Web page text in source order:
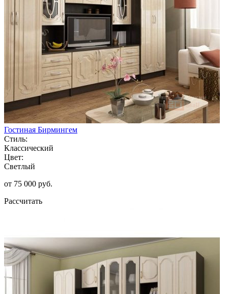
Гостиная Бирмингем
Стиль:
Классический
Цвет:
Светлый
от 75 000 руб.
Рассчитать